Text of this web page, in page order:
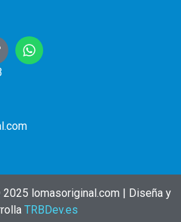
lomasoriginal.com | Diseña y
TRBDev.es